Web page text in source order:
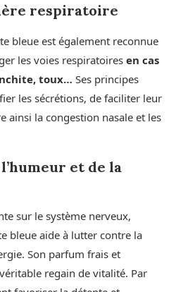
respiratoire
bleue est également reconnue
les voies respiratoires en cas
toux… Ses principes
les sécrétions, de faciliter leur
ainsi la congestion nasale et les
et de la
sur le système nerveux,
bleue aide à lutter contre la
Son parfum frais et
regain de vitalité. Par